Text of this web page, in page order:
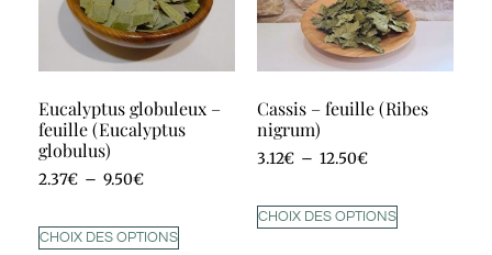
Eucalyptus globuleux –
feuille (Eucalyptus
globulus)
2.37€ – 9.50€
CHOIX DES OPTIONS
Cassis – feuille (Ribes
nigrum)
3.12€ – 12.50€
CHOIX DES OPTIONS